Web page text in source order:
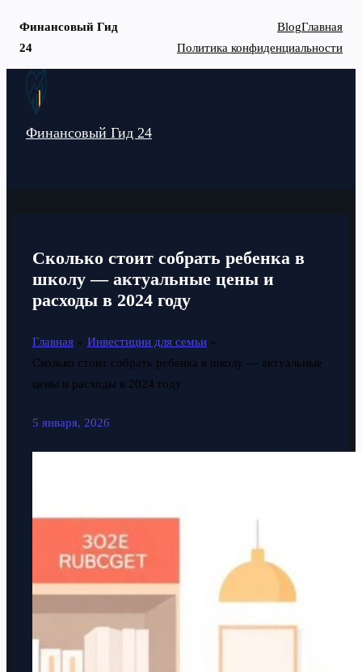
Финансовый Гид
24
BlogГлавная
Политика конфиденциальности
Перейти
Финансовый Гид 24
Сколько стоит собрать ребенка в
школу — актуальные цены и
расходы в 2024 году
Главная
Инвестиции для семьи
Сколько стоит собрать ребенка в школу — актуальные
цены и расходы в 2024 году
5 января, 2026